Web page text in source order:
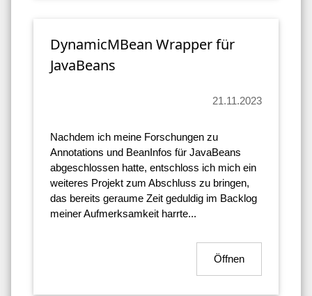
DynamicMBean Wrapper für
JavaBeans
21.11.2023
Nachdem ich meine Forschungen zu
Annotations und BeanInfos für JavaBeans
abgeschlossen hatte, entschloss ich mich ein
weiteres Projekt zum Abschluss zu bringen,
das bereits geraume Zeit geduldig im Backlog
meiner Aufmerksamkeit harrte...
Öffnen